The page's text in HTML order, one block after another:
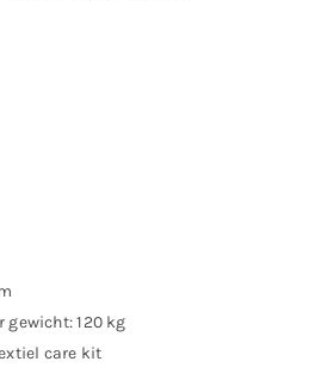
120 kg
care kit